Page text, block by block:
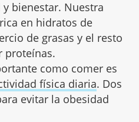
bienestar. Nuestra
en hidratos de
de grasas y el resto
proteínas.
como comer es
física diaria. Dos
evitar la obesidad